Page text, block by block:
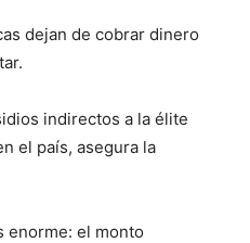
dejan de cobrar dinero
indirectos a la élite
el país, asegura la
enorme: el monto